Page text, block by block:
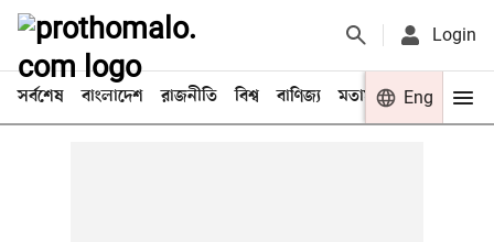
Login
সর্বশেষ বাংলাদেশ রাজনীতি বিশ্ব বাণিজ্য মতামত খেলা
Eng